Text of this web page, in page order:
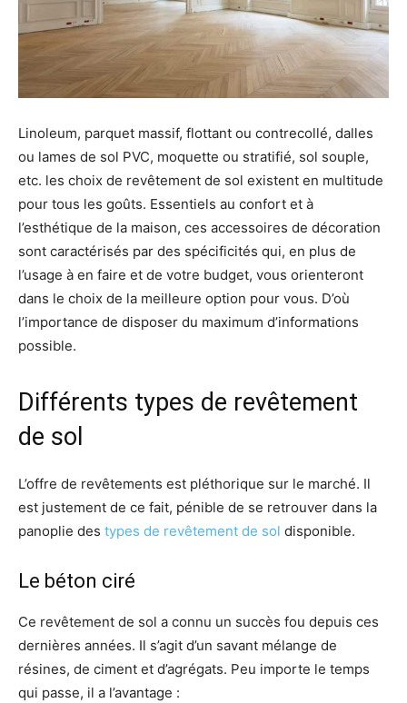
Linoleum, parquet massif, flottant ou contrecollé, dalles
ou lames de sol PVC, moquette ou stratifié, sol souple,
etc. les choix de revêtement de sol existent en multitude
pour tous les goûts. Essentiels au confort et à
l’esthétique de la maison, ces accessoires de décoration
sont caractérisés par des spécificités qui, en plus de
l’usage à en faire et de votre budget, vous orienteront
dans le choix de la meilleure option pour vous. D’où
l’importance de disposer du maximum d’informations
possible.
Différents types de revêtement
de sol
L’offre de revêtements est pléthorique sur le marché. Il
est justement de ce fait, pénible de se retrouver dans la
panoplie des types de revêtement de sol disponible.
Le béton ciré
Ce revêtement de sol a connu un succès fou depuis ces
dernières années. Il s’agit d’un savant mélange de
résines, de ciment et d’agrégats. Peu importe le temps
qui passe, il a l’avantage :